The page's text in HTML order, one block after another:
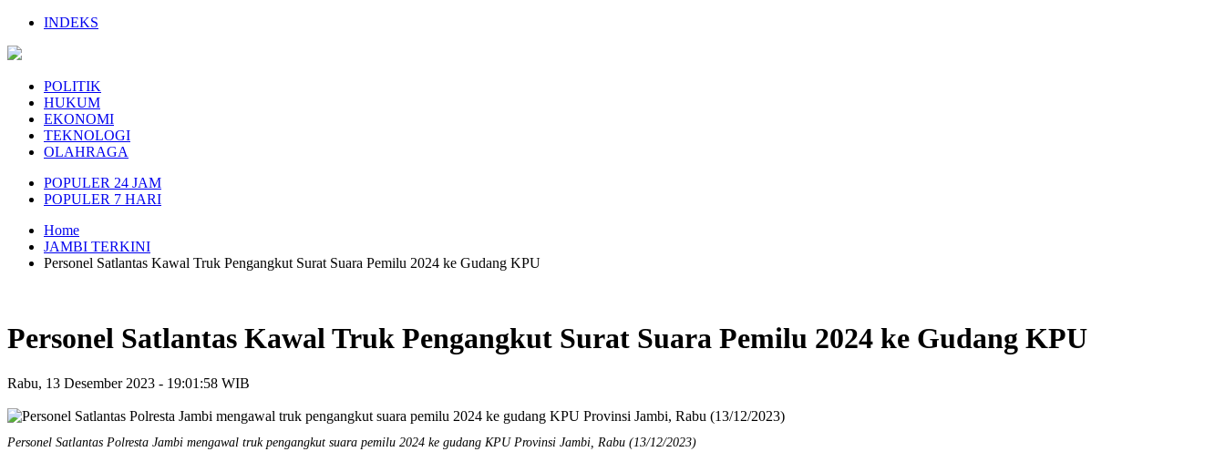
INDEKS
POLITIK
HUKUM
EKONOMI
TEKNOLOGI
OLAHRAGA
POPULER 24 JAM
POPULER 7 HARI
Home
JAMBI TERKINI
Personel Satlantas Kawal Truk Pengangkut Surat Suara Pemilu 2024 ke Gudang KPU
Personel Satlantas Kawal Truk Pengangkut Surat Suara Pemilu 2024 ke Gudang KPU
Rabu, 13 Desember 2023 - 19:01:58 WIB
Personel Satlantas Polresta Jambi mengawal truk pengangkut suara pemilu 2024 ke gudang KPU Provinsi Jambi, Rabu (13/12/2023)